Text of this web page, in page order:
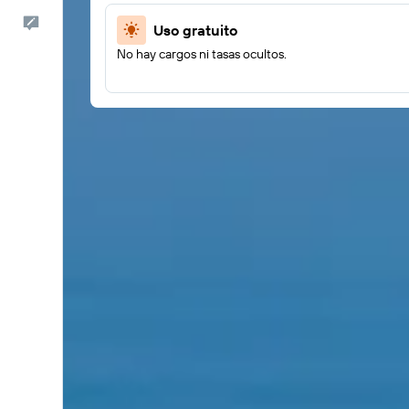
Comentarios Uso gratuito
No hay cargos ni tasas ocultos.